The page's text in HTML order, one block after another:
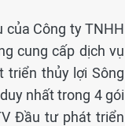
của Công ty TNHH
cung cấp dịch vụ
triển thủy lợi Sông
nhất trong 4 gói
Đầu tư phát triển